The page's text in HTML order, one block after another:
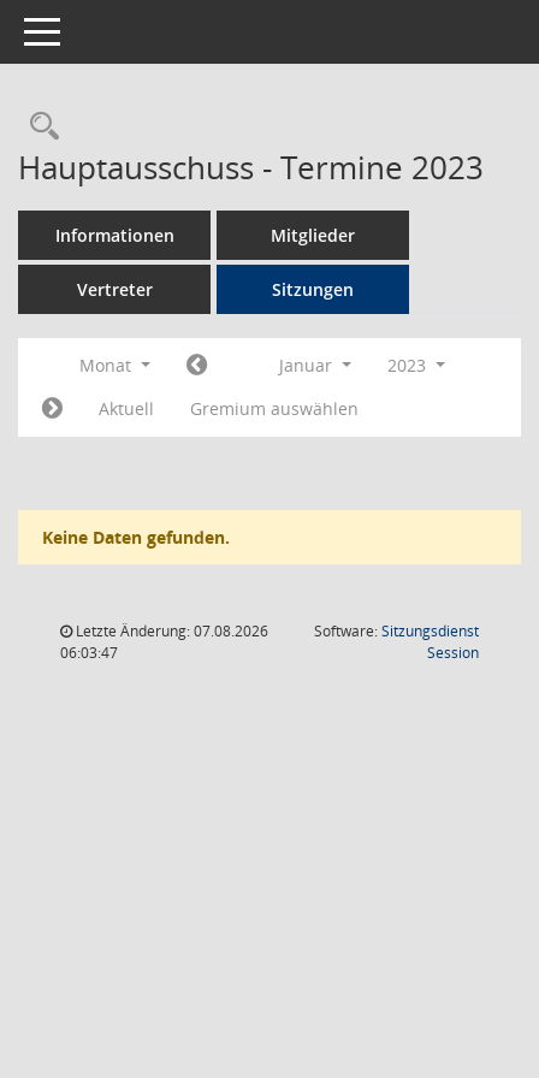
Toggle navigation
Rechercheauswahl
Hauptausschuss - Termine 2023
Informationen Mitglieder
Vertreter Sitzungen
Monat Januar
2023
Aktuell
Gremium auswählen
Keine Daten gefunden.
Letzte Änderung: 07.08.2026
06:03:47
Software:Sitzungsdienst
Session(Wird in